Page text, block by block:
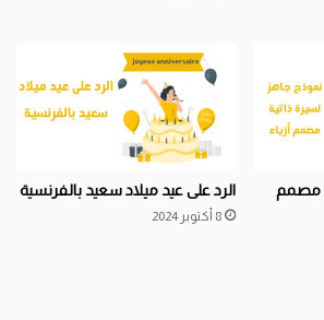
مصمم
الرد على عيد ميلاد سعيد بالفرنسية
8 أكتوبر 2024